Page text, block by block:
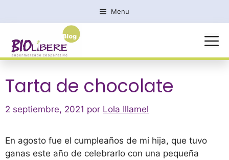
Menu
MENÚ
Tarta de chocolate
2 septiembre, 2021 por Lola Illamel
En agosto fue el cumpleaños de mi hija, que tuvo
ganas este año de celebrarlo con una pequeña